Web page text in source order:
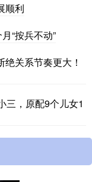
顺利
“按兵不动”
关系节奏更大！
三，原配9个儿女1